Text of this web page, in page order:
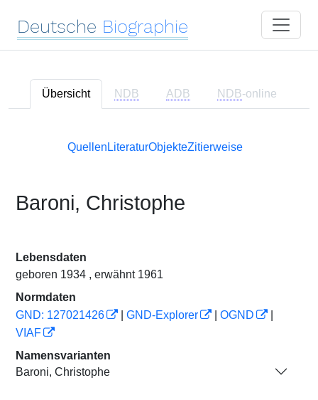
Deutsche Biographie
Übersicht NDB ADB NDB-online
Quellen LiteraturObjekteZitierweise
Baroni, Christophe
Lebensdaten
geboren 1934 , erwähnt 1961
Normdaten
GND: 127021426
GND-Explorer OGND
VIAF
Namensvarianten
Baroni, Christophe